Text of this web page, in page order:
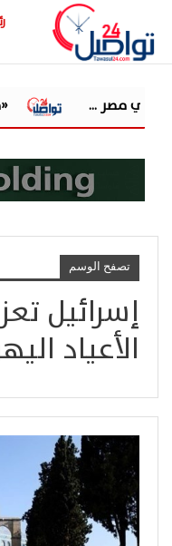
«مرصد الذهب»:
تصفح الوسم
إسرائيل
الأعياد